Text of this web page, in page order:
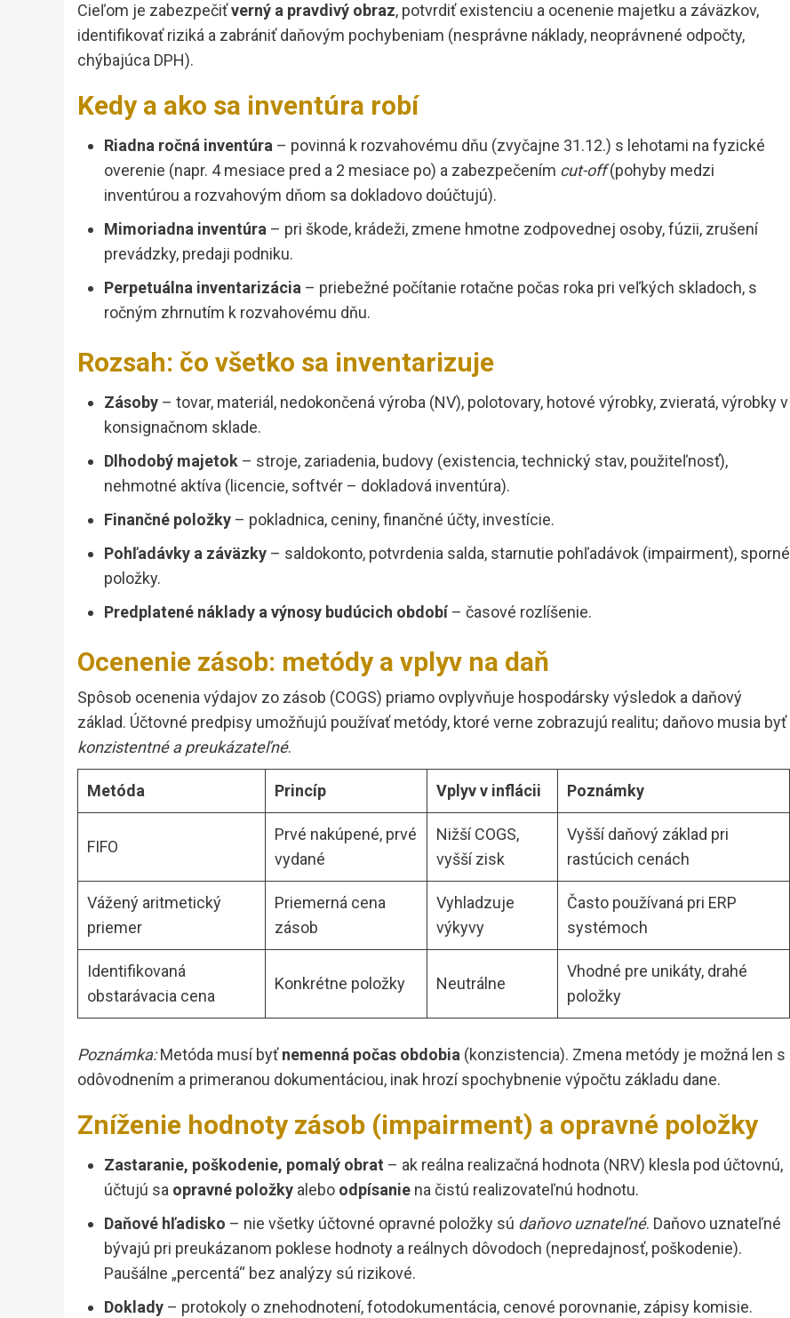
Cieľom je zabezpečiťverný a pravdivý obraz, potvrdiť existenciu a ocenenie majetku a záväzkov,
identifikovať riziká a zabrániť daňovým pochybeniam (nesprávne náklady, neoprávnené odpočty,
chýbajúca DPH).
Kedy a ako sa inventúra robí
Riadna ročná inventúra – povinná k rozvahovému dňu (zvyčajne 31.12.) s lehotami na fyzické
overenie (napr. 4 mesiace pred a 2 mesiace po) a zabezpečením cut-off(pohyby medzi
inventúrou a rozvahovým dňom sa dokladovo doúčtujú).
Mimoriadna inventúra – pri škode, krádeži, zmene hmotne zodpovednej osoby, fúzii, zrušení
prevádzky, predaji podniku.
Perpetuálna inventarizácia – priebežné počítanie rotačne počas roka pri veľkých skladoch, s
ročným zhrnutím k rozvahovému dňu.
Rozsah: čo všetko sa inventarizuje
Zásoby – tovar, materiál, nedokončená výroba (NV), polotovary, hotové výrobky, zvieratá, výrobky v
konsignačnom sklade.
Dlhodobý majetok – stroje, zariadenia, budovy (existencia, technický stav, použiteľnosť),
nehmotné aktíva (licencie, softvér – dokladová inventúra).
Finančné položky – pokladnica, ceniny, finančné účty, investície.
Pohľadávky a záväzky – saldokonto, potvrdenia salda, starnutie pohľadávok (impairment), sporné
položky.
Predplatené náklady a výnosy budúcich období– časové rozlíšenie.
Ocenenie zásob: metódy a vplyv na daň
Spôsob ocenenia výdajov zo zásob (COGS) priamo ovplyvňuje hospodársky výsledok a daňový
základ. Účtovné predpisy umožňujú používať metódy, ktoré verne zobrazujú realitu; daňovo musia byť
konzistentné a preukázateľné.
Metóda Princíp Vplyv v inflácii Poznámky
FIFO
Prvé nakúpené, prvé
vydané
Nižší COGS,
vyšší zisk
Vyšší daňový základ pri
rastúcich cenách
Vážený aritmetický
priemer
Priemerná cena
zásob
Vyhladzuje
výkyvy
Často používaná pri ERP
systémoch
Identifikovaná
obstarávacia cena
Konkrétne položky Neutrálne
Vhodné pre unikáty, drahé
položky
Poznámka:Metóda musí byťnemenná počas obdobia (konzistencia). Zmena metódy je možná len s
odôvodnením a primeranou dokumentáciou, inak hrozí spochybnenie výpočtu základu dane.
Zníženie hodnoty zásob (impairment) a opravné položky
Zastaranie, poškodenie, pomalý obrat – ak reálna realizačná hodnota (NRV) klesla pod účtovnú,
účtujú sa opravné položky alebo odpísanie na čistú realizovateľnú hodnotu.
Daňové hľadisko – nie všetky účtovné opravné položky sú daňovo uznateľné. Daňovo uznateľné
bývajú pri preukázanom poklese hodnoty a reálnych dôvodoch (nepredajnosť, poškodenie).
Paušálne „percentá“ bez analýzy sú rizikové.
Doklady – protokoly o znehodnotení, fotodokumentácia, cenové porovnanie, zápisy komisie.